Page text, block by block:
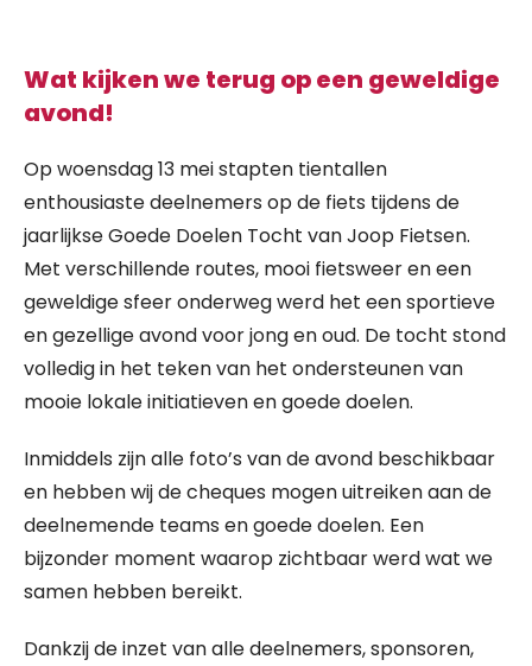
Wat kijken we terug op een geweldige
avond!
Op woensdag 13 mei stapten tientallen
enthousiaste deelnemers op de fiets tijdens de
jaarlijkse Goede Doelen Tocht van Joop Fietsen.
Met verschillende routes, mooi fietsweer en een
geweldige sfeer onderweg werd het een sportieve
en gezellige avond voor jong en oud. De tocht stond
volledig in het teken van het ondersteunen van
mooie lokale initiatieven en goede doelen.
Inmiddels zijn alle foto’s van de avond beschikbaar
en hebben wij de cheques mogen uitreiken aan de
deelnemende teams en goede doelen. Een
bijzonder moment waarop zichtbaar werd wat we
samen hebben bereikt.
Dankzij de inzet van alle deelnemers, sponsoren,